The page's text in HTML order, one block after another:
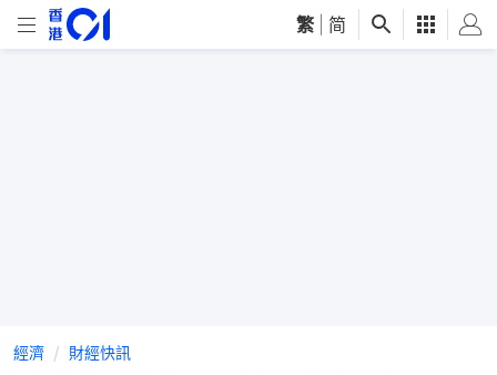
繁 简
經濟 財經快訊